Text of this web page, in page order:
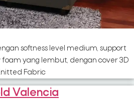
softness level medium, support
yang lembut, dengan cover 3D
Fabric
Valencia